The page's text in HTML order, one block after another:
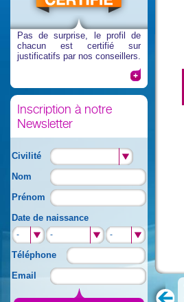
Pas de surprise, le profil de
chacun est certifié sur
justificatifs par nos conseillers.
Inscription à notre
Newsletter
Civilité
Nom
Prénom
Date de naissance
- - -
Téléphone
Email